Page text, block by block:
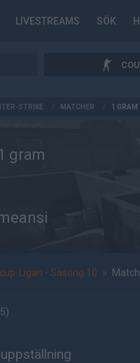
LIVESTREAMS SÖK
STRIKE MATCHER 1 GRAM
gram
Ligan - Säsong 10 » Match
)